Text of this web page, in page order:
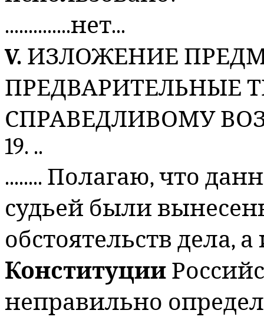
..............нет...
V. ИЗЛОЖЕНИЕ
ПРЕДВАРИТЕЛЬНЫЕ
СПРАВЕДЛИВОМУ
19. ..
........ Полагаю, что
судьей были
обстоятельств дела,
Конституции
неправильно